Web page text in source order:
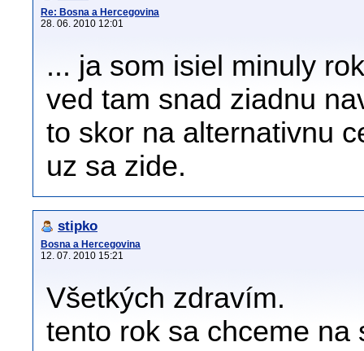
Re: Bosna a Hercegovina
28. 06. 2010 12:01
... ja som isiel minuly
ved tam snad ziadnu
to skor na alternativnu
uz sa zide.
stipko
Bosna a Hercegovina
12. 07. 2010 15:21
Všetkých zdravím.
tento rok sa chceme